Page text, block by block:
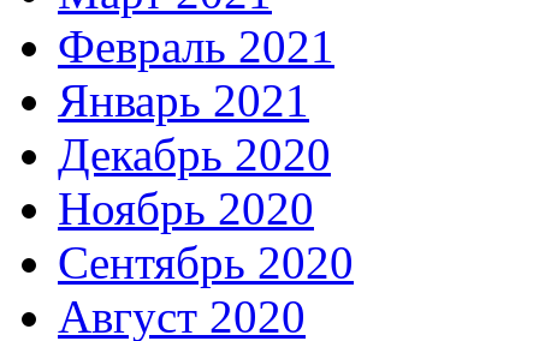
Февраль 2021
Январь 2021
Декабрь 2020
Ноябрь 2020
Сентябрь 2020
Август 2020